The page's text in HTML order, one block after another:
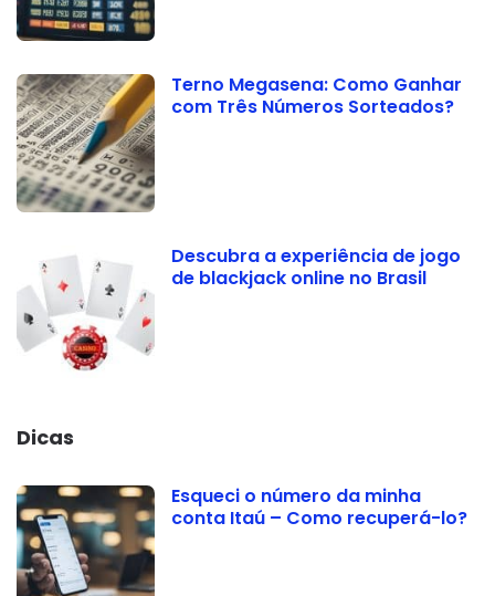
Terno Megasena: Como Ganhar
com Três Números Sorteados?
Descubra a experiência de jogo
de blackjack online no Brasil
Dicas
Esqueci o número da minha
conta Itaú – Como recuperá-lo?